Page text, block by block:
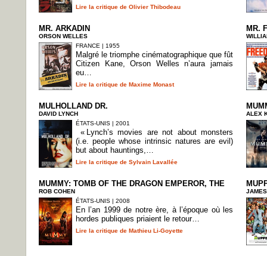
Lire la critique de Olivier Thibodeau
MR. ARKADIN
ORSON WELLES
FRANCE | 1955
Malgré le triomphe cinématographique que fût
Citizen Kane, Orson Welles n’aura jamais
eu…
Lire la critique de Maxime Monast
MR.
MULHOLLAND DR.
DAVID LYNCH
ÉTATS-UNIS | 2001
« Lynch’s movies are not about monsters
(i.e. people whose intrinsic natures are evil)
but about hauntings,…
Lire la critique de Sylvain Lavallée
ALEX
MUMMY: TOMB OF THE DRAGON EMPEROR, THE
ROB COHEN
ÉTATS-UNIS | 2008
En l’an 1999 de notre ère, à l’époque où les
hordes publiques priaient le retour…
Lire la critique de Mathieu Li-Goyette